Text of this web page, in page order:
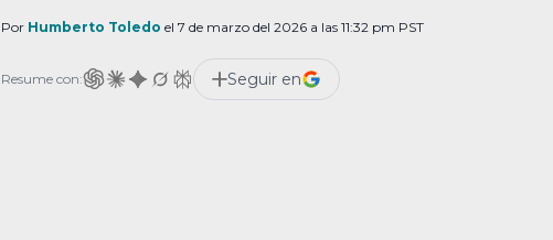
Por Humberto Toledo el 7 de marzo del 2026 a las 11:32 pm PST
Resume con: Seguir en